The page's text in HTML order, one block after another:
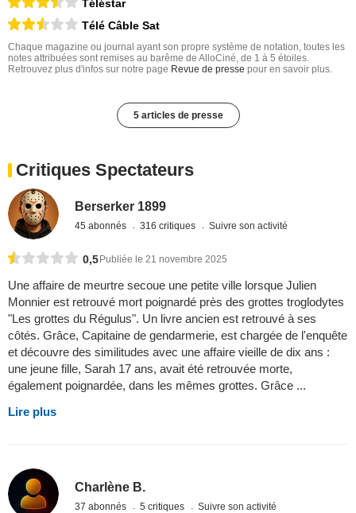
Téléstar
Télé Câble Sat
Chaque magazine ou journal ayant son propre système de notation, toutes les
notes attribuées sont remises au barême de AlloCiné, de 1 à 5 étoiles.
Retrouvez plus d'infos sur notre page Revue de presse pour en savoir plus.
5 articles de presse
Critiques Spectateurs
Berserker 1899
45 abonnés 316 critiques Suivre son activité
0,5 Publiée le 21 novembre 2025
Une affaire de meurtre secoue une petite ville lorsque Julien
Monnier est retrouvé mort poignardé près des grottes troglodytes
"Les grottes du Régulus". Un livre ancien est retrouvé à ses
côtés. Grâce, Capitaine de gendarmerie, est chargée de l'enquête
et découvre des similitudes avec une affaire vieille de dix ans :
une jeune fille, Sarah 17 ans, avait été retrouvée morte,
également poignardée, dans les mêmes grottes. Grâce ...
Lire plus
Charlène B.
37 abonnés 5 critiques Suivre son activité